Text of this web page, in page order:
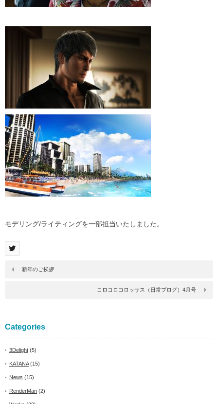
モデリング/ライティングを一部担当いたしました。
新年のご挨拶
コロコロコロッサス（日常ブログ）4月号
Categories
3Delight (5)
KATANA(15)
News (15)
RenderMan (2)